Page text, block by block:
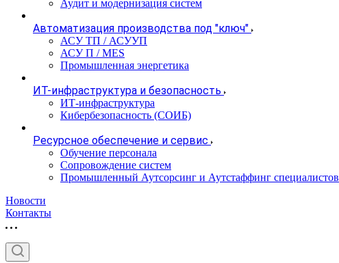
Аудит и модернизация систем
Автоматизация производства под "ключ"
АСУ ТП / АСУУП
АСУ П / MES
Промышленная энергетика
ИТ-инфраструктура и безопасность
ИТ-инфраструктура
Кибербезопасность (СОИБ)
Ресурсное обеспечение и сервис
Обучение персонала
Сопровождение систем
Промышленный Аутсорсинг и Аутстаффинг специалистов
Новости
Контакты